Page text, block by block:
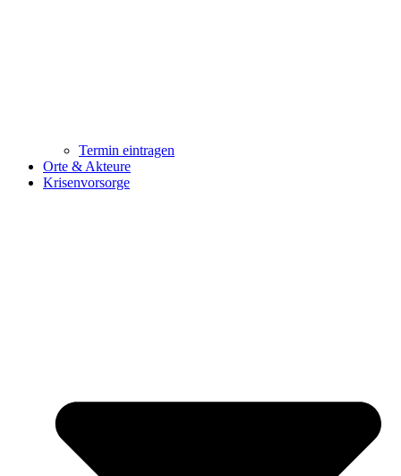
Termin eintragen
Orte & Akteure
Krisenvorsorge